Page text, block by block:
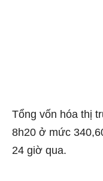
Tổng vốn hóa thị
8h20 ở mức
24 giờ qua.